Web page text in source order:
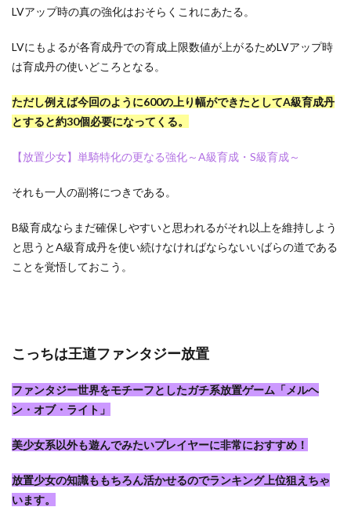
LVアップ時の真の強化はおそらくこれにあたる。
LVにもよるが各育成丹での育成上限数値が上がるためLVアップ時
は育成丹の使いどころとなる。
ただし例えば今回のように600の上り幅ができたとしてA級育成丹
とすると約30個必要になってくる。
【放置少女】単騎特化の更なる強化～A級育成・S級育成～
それも一人の副将につきである。
B級育成ならまだ確保しやすいと思われるがそれ以上を維持しよう
と思うとA級育成丹を使い続けなければならないいばらの道である
ことを覚悟しておこう。
こっちは王道ファンタジー放置
ファンタジー世界をモチーフとしたガチ系放置ゲーム「メルヘ
ン・オブ・ライト」
美少女系以外も遊んでみたいプレイヤーに非常におすすめ！
放置少女の知識ももちろん活かせるのでランキング上位狙えちゃ
います。